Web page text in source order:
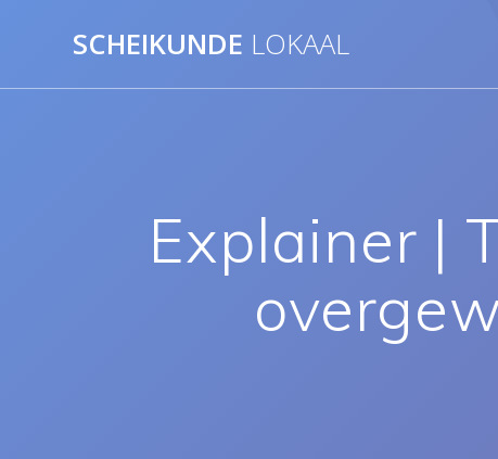
inhoud
SCHEIKUNDE LOKAAL
Explainer |